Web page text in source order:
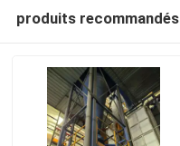
produits recommandés